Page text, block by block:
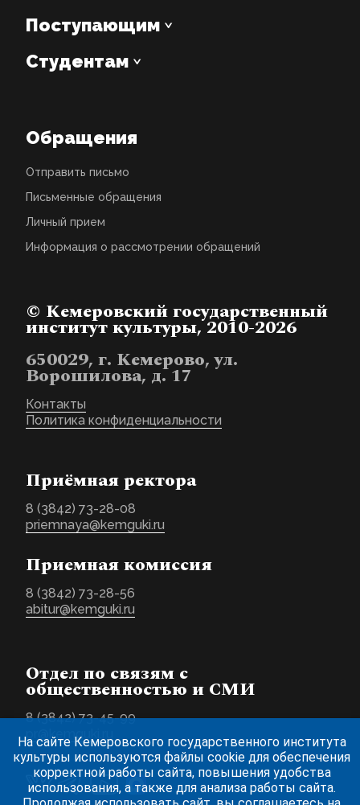
Поступающим
Студентам
Обращения
Отправить письмо
Письменные обращения
Личный прием
Информация о рассмотрении обращений
© Кемеровский государственный
институт культуры, 2010-2026
650029, г. Кемерово, ул.
Ворошилова, д. 17
Контакты
Политика конфиденциальности
Приёмная ректора
8 (3842) 73-28-08
priemnaya@kemguki.ru
Приемная комиссия
8 (3842) 73-28-56
abitur@kemguki.ru
Отдел по связям с
общественностью и СМИ
8 (3842) 73-45-99
pr@kemguki.ru
На сайте Кемеровского государственного института
культуры используются файлы cookie для обеспечения
корректной работы сайта, повышения удобства
использования, а также для анализа работы сайта.